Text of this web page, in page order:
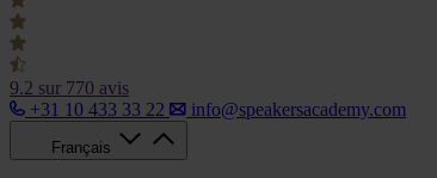
9.2 sur 770 avis
+31 10 433 33 22
info@speakersacademy.com
Français